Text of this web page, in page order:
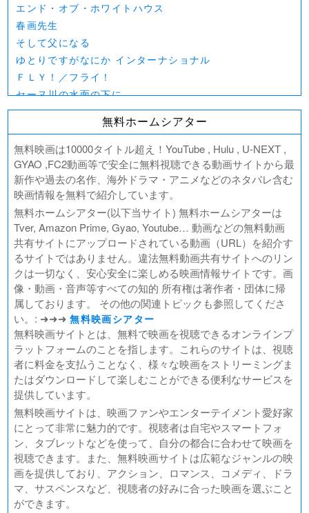
エンド・オブ・ホワイトハウス
春画先生
そして父になる
ゆとりですがなにか インターナショナル
ＦＬＹ！／フライ！
セーヌ川の水面の下に
北極百貨店のコンシェルジュさん
好きでも嫌いなあまのじゃく
デジモンアドベンチャー02 THE BEGINNING
範馬刃牙VSケンガンアシュラ
一月の声に歓びを刻め
PLAY! ～勝つとか負けるとかは、どーでもよくて～
ULTRAMAN： RISING
BLAME!（ブラム）
ゴールデンカムイ
FUKUYAMA MASAHARU LIVE FILM 言霊の幸わう夏
@NIPPON BUDOKAN 2023
春の画 SHUNGA
熱のあとに
Civil War（原題）
翔んで埼玉 ～琵琶湖より愛をこめて～
無料ホームシアター
無料映画は10000タイトル超え！YouTube , Hulu , U-NEXT ,
GYAO ,FC2動画等で安全に無料視聴できる動画サイトから最
新作や過去の名作、海外ドラマ・アニメなどのネタバレ含む
映画情報を無料で紹介しています。
無料ホームシアター(以下当サイト) 無料ホームシアターは
Tver, Amazon Prime, Gyao, Youtube… 動画などの無料動画
共有サイトにアップロードされている動画（URL）を紹介す
るサイトではありません。違法無料動画共有サイトへのリン
クは一切なく、安心安全に楽しめる映画情報サイトです。画
像・動画・音声等すべての知的 所有権は著作者・団体に帰
属しております。 その他の関連トピックも参照してくださ
い。: ➜➜➜無料映画シアター
無料映画サイトとは、無料で映画を視聴できるオンラインプ
ラットフォームのことを指します。これらのサイトは、視聴
者に料金を支払うことなく、様々な映画をストリーミングま
たはダウンロードして楽しむことができる便利なサービスを
提供しています。
無料映画サイトは、映画ファンやエンターテイメント愛好家
にとって非常に魅力的です。視聴者は自宅やスマートフォ
ン、タブレットなどを使って、自分の都合に合わせて映画を
視聴できます。また、無料映画サイトは広範なジャンルの映
画を提供しており、アクション、ロマンス、コメディ、ドラ
マ、サスペンスなど、視聴者の好みに合った映画を選ぶこと
ができます。